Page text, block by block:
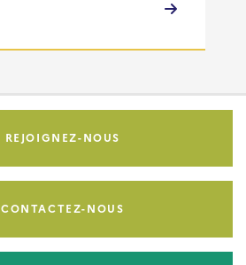
REJOIGNEZ-NOUS
CONTACTEZ-NOUS